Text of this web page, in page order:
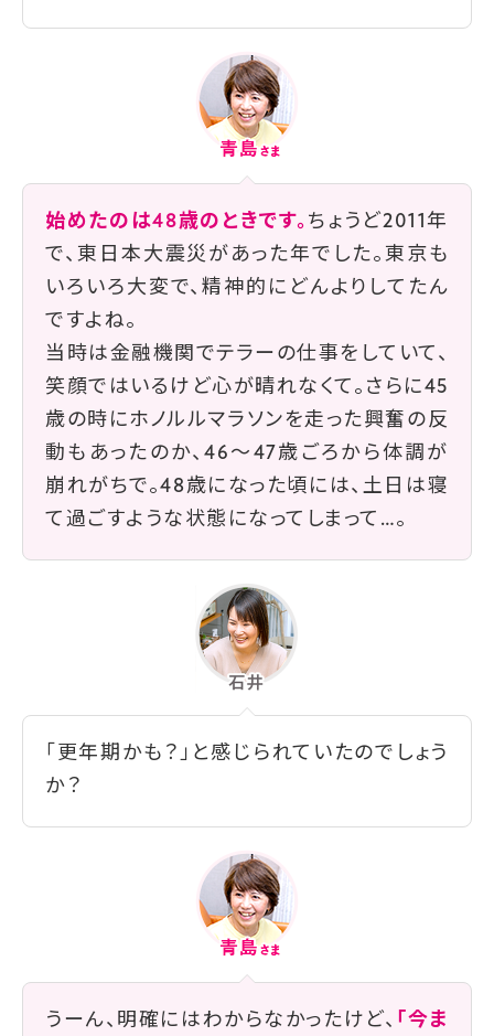
始めたのは48歳のときです。 ちょうど2011年
で、東日本大震災があった年でした。東京も
いろいろ大変で、精神的にどんよりしてたん
ですよね。
当時は金融機関でテラーの仕事をしていて、
笑顔ではいるけど心が晴れなくて。さらに45
歳の時にホノルルマラソンを走った興奮の反
動もあったのか、46〜47歳ごろから体調が
崩れがちで。48歳になった頃には、土日は寝
て過ごすような状態になってしまって…。
「更年期かも？」と感じられていたのでしょう
か？
うーん、明確にはわからなかったけど、 「今ま